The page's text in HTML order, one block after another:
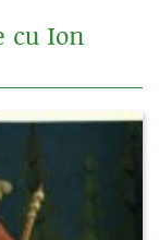
cu Ion